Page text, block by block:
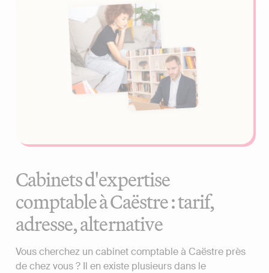
Cabinets d'expertise
comptable à Caëstre : tarif,
adresse, alternative
Vous cherchez un cabinet comptable à Caëstre près
de chez vous ? Il en existe plusieurs dans le